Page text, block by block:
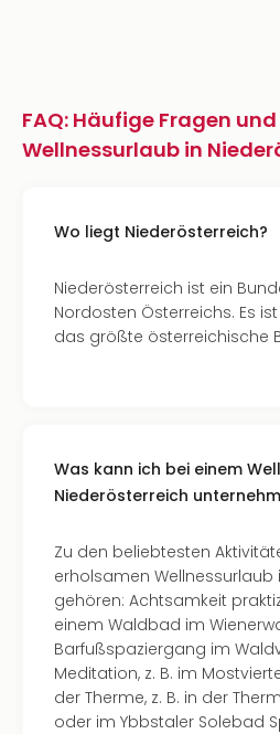
FAQ: Häufige Fragen
Wellnessurlaub in
Wo liegt Niederösterreich?
Niederösterreich ist ein
Nordosten Österreichs. Es
das größte österreichische
Was kann ich bei einem
Niederösterreich
Zu den beliebtesten
erholsamen Wellnessurlaub
gehören: Achtsamkeit
einem Waldbad im
Barfußspaziergang im
Meditation, z. B. im
der Therme, z. B. in der
oder im Ybbstaler Solebad